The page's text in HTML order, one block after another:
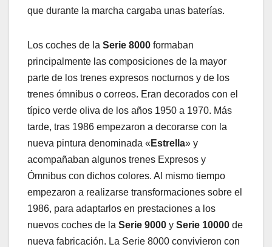
que durante la marcha cargaba unas baterías.
Los coches de la Serie 8000 formaban
principalmente las composiciones de la mayor
parte de los trenes expresos nocturnos y de los
trenes ómnibus o correos. Eran decorados con el
típico verde oliva de los años 1950 a 1970. Más
tarde, tras 1986 empezaron a decorarse con la
nueva pintura denominada « Estrella» y
acompañaban algunos trenes Expresos y
Ómnibus con dichos colores. Al mismo tiempo
empezaron a realizarse transformaciones sobre el
1986, para adaptarlos en prestaciones a los
nuevos coches de la Serie 9000 y Serie 10000 de
nueva fabricación. La Serie 8000 convivieron con